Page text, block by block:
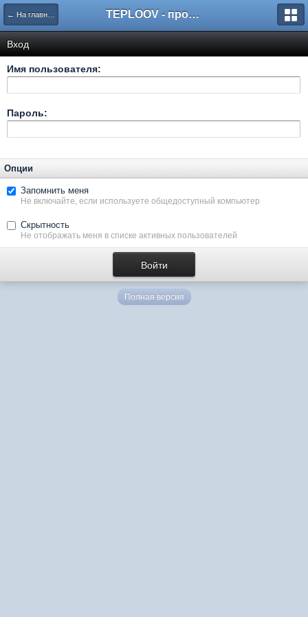
← На главную TEPLOOV - программный комплекс для расчёта систем отопления и вентиляции
Вход
Имя пользователя:
Пароль:
Опции
Запомнить меня
Не включайте, если используете общедоступный компьютер
Скрытность
Не отображать меня в списке активных пользователей
Полная версия